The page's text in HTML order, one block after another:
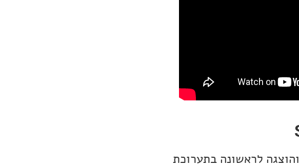
סדרת SVS Ultra Evolution הושקה בתחילת שנת 2024 והוצגה לראשונה בתערוכת